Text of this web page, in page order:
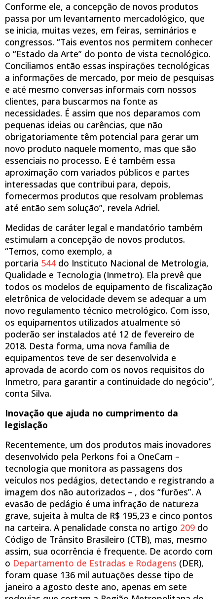
Conforme ele, a concepção de novos produtos
passa por um levantamento mercadológico, que
se inicia, muitas vezes, em feiras, seminários e
congressos. “Tais eventos nos permitem conhecer
o “Estado da Arte” do ponto de vista tecnológico.
Conciliamos então essas inspirações tecnológicas
a informações de mercado, por meio de pesquisas
e até mesmo conversas informais com nossos
clientes, para buscarmos na fonte as
necessidades. É assim que nos deparamos com
pequenas ideias ou carências, que não
obrigatoriamente têm potencial para gerar um
novo produto naquele momento, mas que são
essenciais no processo. E é também essa
aproximação com variados públicos e partes
interessadas que contribui para, depois,
fornecermos produtos que resolvam problemas
até então sem solução”, revela Adriel.
Medidas de caráter legal e mandatório também
estimulam a concepção de novos produtos.
“Temos, como exemplo, a
portaria 544 do Instituto Nacional de Metrologia,
Qualidade e Tecnologia (Inmetro). Ela prevê que
todos os modelos de equipamento de fiscalização
eletrônica de velocidade devem se adequar a um
novo regulamento técnico metrológico. Com isso,
os equipamentos utilizados atualmente só
poderão ser instalados até 12 de fevereiro de
2018. Desta forma, uma nova família de
equipamentos teve de ser desenvolvida e
aprovada de acordo com os novos requisitos do
Inmetro, para garantir a continuidade do negócio”,
conta Silva.
Inovação que ajuda no cumprimento da
legislação
Recentemente, um dos produtos mais inovadores
desenvolvido pela Perkons foi a OneCam –
tecnologia que monitora as passagens dos
veículos nos pedágios, detectando e registrando a
imagem dos não autorizados – , dos “furões”. A
evasão de pedágio é uma infração de natureza
grave, sujeita à multa de R$ 195,23 e cinco pontos
na carteira. A penalidade consta no artigo 209 do
Código de Trânsito Brasileiro (CTB), mas, mesmo
assim, sua ocorrência é frequente. De acordo com
o Departamento de Estradas e Rodagens (DER),
foram quase 136 mil autuações desse tipo de
janeiro a agosto deste ano, apenas em sete